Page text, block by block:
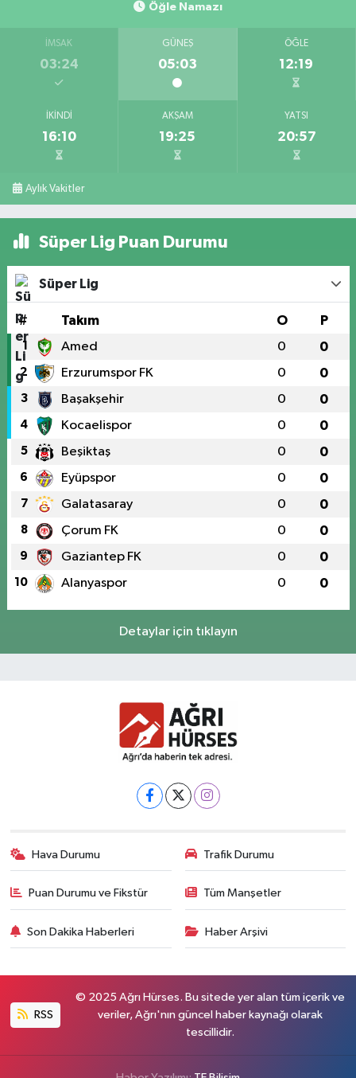
Öğle Namazı
İMSAK
03:24
GÜNEŞ
05:03
ÖĞLE
12:19
İKINDI
16:10
AKŞAM
19:25
YATSI
20:57
Aylık Vakitler
Süper Lig Puan Durumu
Süper Lig
# Takım O P
1 Amed 0 0
2 Erzurumspor FK 0 0
3 Başakşehir 0 0
4 Kocaelispor 0 0
5 Beşiktaş 0 0
6 Eyüpspor 0 0
7 Galatasaray 0 0
8 Çorum FK 0 0
9 Gaziantep FK 0 0
10 Alanyaspor 0 0
Detaylar için tıklayın
Hava Durumu Trafik Durumu
Puan Durumu ve Fikstür Tüm Manşetler
Son Dakika Haberleri Haber Arşivi
RSS
© 2025 Ağrı Hürses. Bu sitede yer alan tüm içerik ve
veriler, Ağrı'nın güncel haber kaynağı olarak
tescillidir.